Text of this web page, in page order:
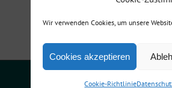
Wir verwenden Cookies, um unsere
Cookies akzeptieren
Cookie-Richtlinie